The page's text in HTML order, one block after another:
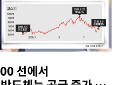
선에서